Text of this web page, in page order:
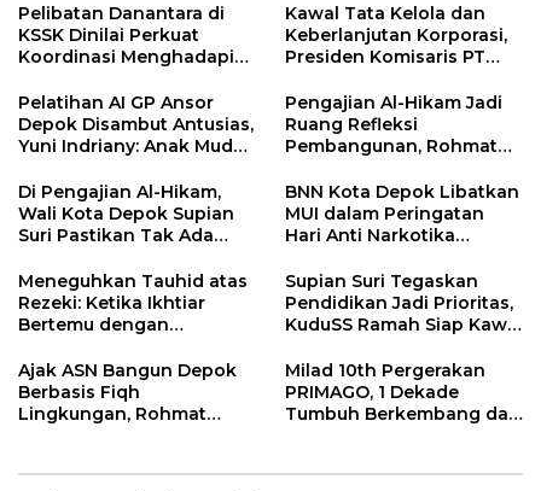
Pelibatan Danantara di
KSSK Dinilai Perkuat
Koordinasi Menghadapi
Kawal Tata Kelola dan
Keberlanjutan Korporasi,
Presiden Komisaris PT
Langkah Menuju Pasar
Global
Pelatihan AI GP Ansor
Depok Disambut Antusias,
Yuni Indriany: Anak Muda
Teknologi
Pengajian Al-Hikam Jadi
Ruang Refleksi
Pembangunan, Rohmat
Secara Utuh
Di Pengajian Al-Hikam,
Wali Kota Depok Supian
Suri Pastikan Tak Ada
BNN Kota Depok Libatkan
MUI dalam Peringatan
Hari Anti Narkotika
Rohmat Rospari:
Pencegahan Dimulai dari
Keluarga
Meneguhkan Tauhid atas
Rezeki: Ketika Ikhtiar
Bertemu dengan
Supian Suri Tegaskan
Pendidikan Jadi Prioritas,
KuduSS Ramah Siap Kawal
Pemkot Depok
Ajak ASN Bangun Depok
Berbasis Fiqh
Lingkungan, Rohmat
hingga SMP
Milad 10th Pergerakan
PRIMAGO, 1 Dekade
Tumbuh Berkembang dan